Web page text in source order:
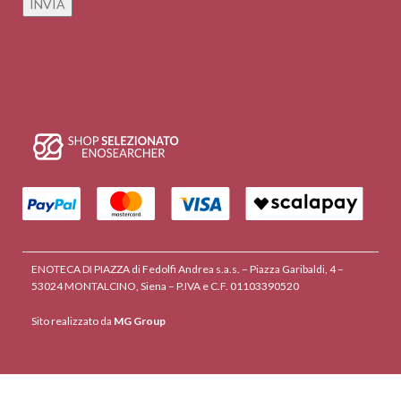
ENOTECA DI PIAZZA di Fedolfi Andrea s.a.s. – Piazza Garibaldi, 4 –
53024 MONTALCINO, Siena – P.IVA e C.F. 01103390520
Sito realizzato da MG Group